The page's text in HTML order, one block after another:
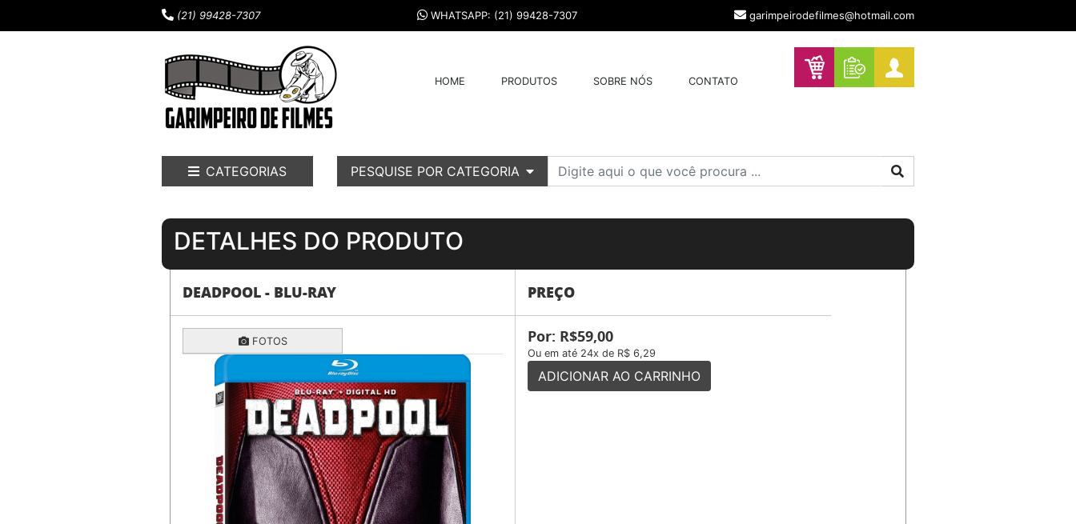
(21) 99428-7307 WHATSAPP: (21) 99428-7307 garimpeirodefilmes@hotmail.com
HOME PRODUTOS SOBRE NÓS CONTATO
CATEGORIAS PESQUISE POR CATEGORIA
DETALHES DO PRODUTO
DEADPOOL - BLU-RAY
FOTOS
PREÇO
Por: R$59,00
Ou em até 24x de R$ 6,29
ADICIONAR AO CARRINHO